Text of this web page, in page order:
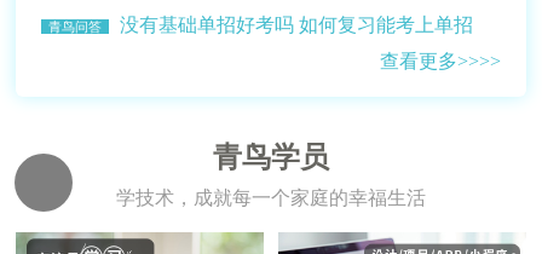
青鸟问答
没有基础单招好考吗 如何复习能考上单招
查看更多>>>>
青鸟学员
学技术，成就每一个家庭的幸福生活